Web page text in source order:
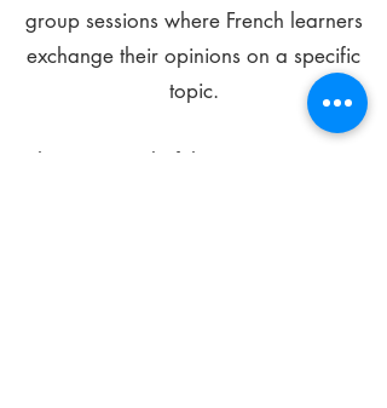
group sessions where French learners
exchange their opinions on a specific
topic.
The main goal of these meetings is to